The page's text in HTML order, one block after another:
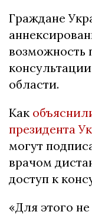
Граждане
возможность
области.
Как
президента
могут
врачом
доступ к
«Для этого не